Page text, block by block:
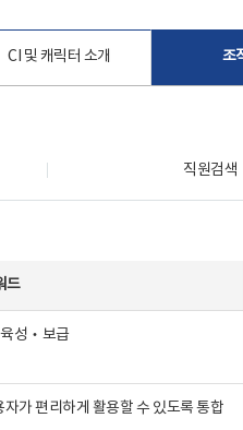
CI 및 캐릭터 소개 조
직원검색
드
육성‧보급
가 편리하게 활용할 수 있도록 통합